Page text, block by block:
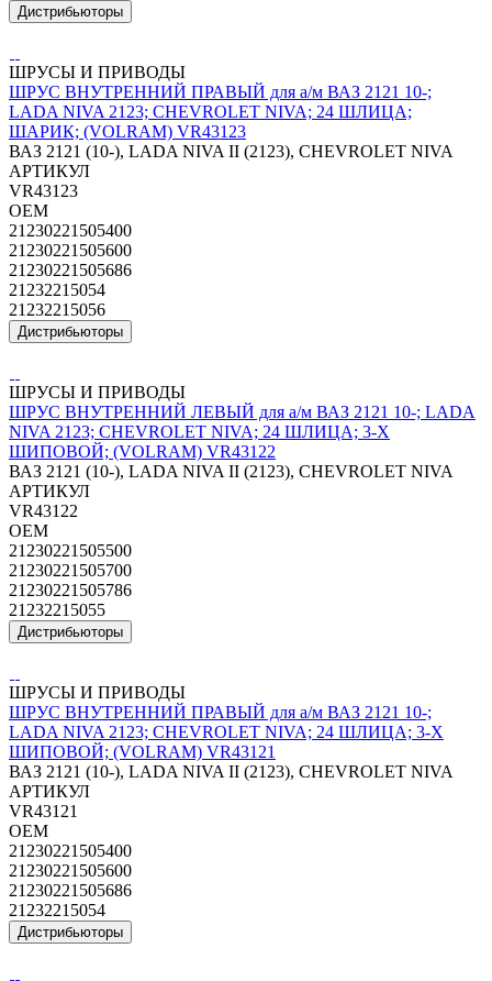
Дистрибьюторы
ШРУСЫ И ПРИВОДЫ
ШРУС ВНУТРЕННИЙ ПРАВЫЙ для а/м ВАЗ 2121 10-;
LADA NIVA 2123; CHEVROLET NIVA; 24 ШЛИЦА;
ШАРИК; (VOLRAM) VR43123
ВАЗ 2121 (10-), LADA NIVA II (2123), CHEVROLET NIVA
АРТИКУЛ
VR43123
OEM
21230221505400
21230221505600
21230221505686
21232215054
21232215056
Дистрибьюторы
ШРУСЫ И ПРИВОДЫ
ШРУС ВНУТРЕННИЙ ЛЕВЫЙ для а/м ВАЗ 2121 10-; LADA
NIVA 2123; CHEVROLET NIVA; 24 ШЛИЦА; 3-Х
ШИПОВОЙ; (VOLRAM) VR43122
ВАЗ 2121 (10-), LADA NIVA II (2123), CHEVROLET NIVA
АРТИКУЛ
VR43122
OEM
21230221505500
21230221505700
21230221505786
21232215055
Дистрибьюторы
ШРУСЫ И ПРИВОДЫ
ШРУС ВНУТРЕННИЙ ПРАВЫЙ для а/м ВАЗ 2121 10-;
LADA NIVA 2123; CHEVROLET NIVA; 24 ШЛИЦА; 3-Х
ШИПОВОЙ; (VOLRAM) VR43121
ВАЗ 2121 (10-), LADA NIVA II (2123), CHEVROLET NIVA
АРТИКУЛ
VR43121
OEM
21230221505400
21230221505600
21230221505686
21232215054
Дистрибьюторы